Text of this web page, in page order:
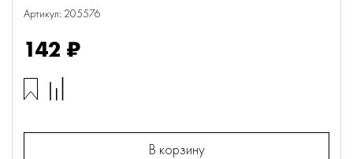
Артикул: 205576
142 ₽
В корзину